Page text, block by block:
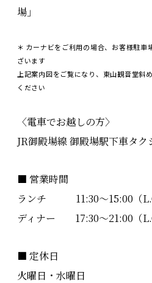
場」
＊ カーナビをご利用の場合、お客様駐車
ざいます
上記案内図をご覧になり、東山観音堂斜
ください
〈電車でお越しの方〉
JR御殿場線 御殿場駅下車タク
■ 営業時間
ランチ 11:30〜15:00（
ディナー 17:30〜21:00（
■ 定休日
火曜日・水曜日